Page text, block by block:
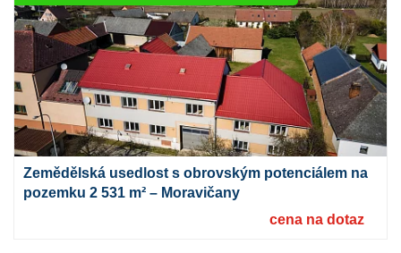
Zemědělská usedlost s obrovským potenciálem na
pozemku 2 531 m² – Moravičany
cena na dotaz